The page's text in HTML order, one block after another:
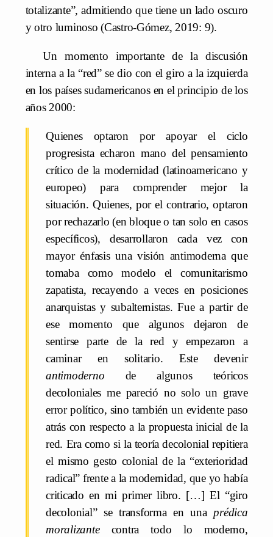
totalizante”, admitiendo que tiene un lado oscuro
y otro luminoso (Castro-Gómez, 2019: 9).
Un momento importante de la discusión
interna a la “red” se dio con el giro a la izquierda
en los países sudamericanos en el principio de los
años 2000:
Quienes optaron por apoyar el ciclo
progresista echaron mano del pensamiento
crítico de la modernidad (latinoamericano y
europeo) para comprender mejor la
situación. Quienes, por el contrario, optaron
por rechazarlo (en bloque o tan solo en casos
específicos), desarrollaron cada vez con
mayor énfasis una visión antimoderna que
tomaba como modelo el comunitarismo
zapatista, recayendo a veces en posiciones
anarquistas y subalternistas. Fue a partir de
ese momento que algunos dejaron de
sentirse parte de la red y empezaron a
caminar en solitario. Este devenir
antimoderno de algunos teóricos
decoloniales me pareció no solo un grave
error político, sino también un evidente paso
atrás con respecto a la propuesta inicial de la
red. Era como si la teoría decolonial repitiera
el mismo gesto colonial de la “exterioridad
radical” frente a la modernidad, que yo había
criticado en mi primer libro. […] El “giro
decolonial” se transforma en unaprédica
moralizante contra todo lo moderno,